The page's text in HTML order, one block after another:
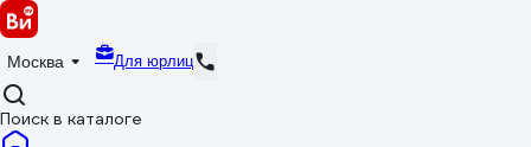
Москва Для юрлиц
Поиск в каталоге